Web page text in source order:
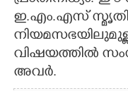
CONTACT US
ഇ.എം.എസ്
നിയമസഭയിലുമുള്ള
വിഷയത്തിൽ
അവർ.